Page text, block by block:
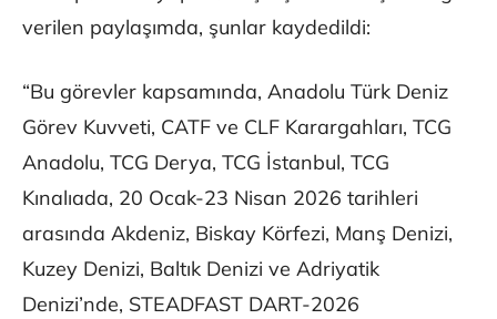
verilen paylaşımda, şunlar kaydedildi:
“Bu görevler kapsamında, Anadolu Türk Deniz
Görev Kuvveti, CATF ve CLF Karargahları, TCG
Anadolu, TCG Derya, TCG İstanbul, TCG
Kınalıada, 20 Ocak-23 Nisan 2026 tarihleri
arasında Akdeniz, Biskay Körfezi, Manş Denizi,
Kuzey Denizi, Baltık Denizi ve Adriyatik
Denizi’nde, STEADFAST DART-2026